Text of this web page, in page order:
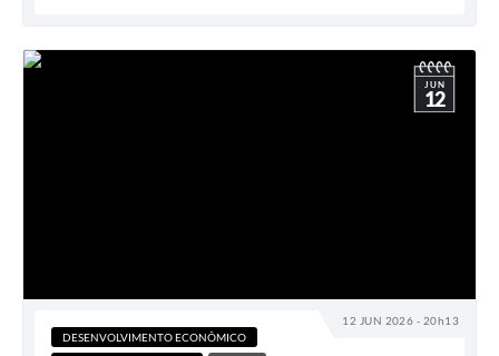
12 JUN 2026 - 20h13
JUN
12
DESENVOLVIMENTO ECONÔMICO